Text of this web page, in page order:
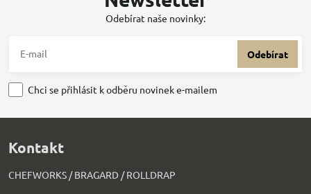
Odebírat naše novinky:
Odebírat
Chci se přihlásit k odběru novinek e-mailem
Kontakt
CHEFWORKS / BRAGARD / ROLLDRAP